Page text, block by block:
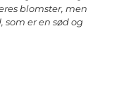
blomster, men
som er en sød og